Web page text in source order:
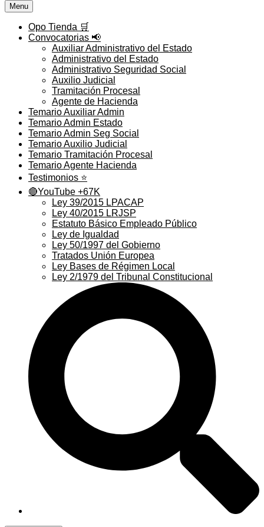
Menu
Opo Tienda 🛒
Convocatorias 📢
Auxiliar Administrativo del Estado
Administrativo del Estado
Administrativo Seguridad Social
Auxilio Judicial
Tramitación Procesal
Agente de Hacienda
Temario Auxiliar Admin
Temario Admin Estado
Temario Admin Seg Social
Temario Auxilio Judicial
Temario Tramitación Procesal
Temario Agente Hacienda
Testimonios ⭐️
🔴YouTube +67K
Ley 39/2015 LPACAP
Ley 40/2015 LRJSP
Estatuto Básico Empleado Público
Ley de Igualdad
Ley 50/1997 del Gobierno
Tratados Unión Europea
Ley Bases de Régimen Local
Ley 2/1979 del Tribunal Constitucional